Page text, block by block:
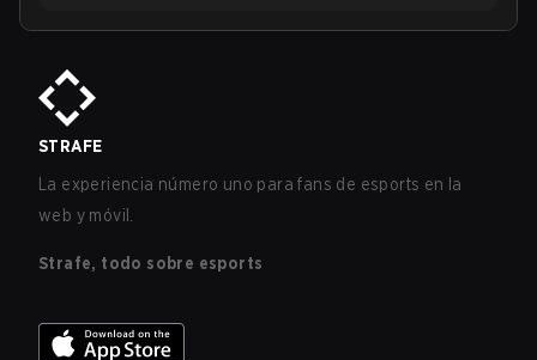
STRAFE
La experiencia número uno para fans de esports en la
web y móvil.
Strafe, todo sobre esports